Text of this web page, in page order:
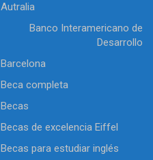
Autralia
Banco Interamericano de
Desarrollo
Barcelona
Beca completa
Becas
Becas de excelencia Eiffel
Becas para estudiar inglés